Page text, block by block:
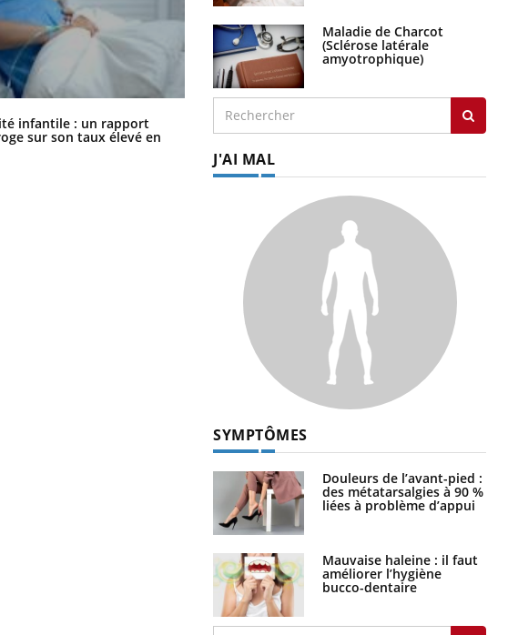
infantile : un rapport
sur son taux élevé en
Grossesse à risque : ce jus naturel
attire l'attention des chercheurs
Maladie de Charcot
(Sclérose latérale
amyotrophique)
J'AI MAL
SYMPTÔMES
Douleurs de l’avant-pied :
des métatarsalgies à 90 %
liées à problème d’appui
Mauvaise haleine : il faut
améliorer l’hygiène
bucco-dentaire